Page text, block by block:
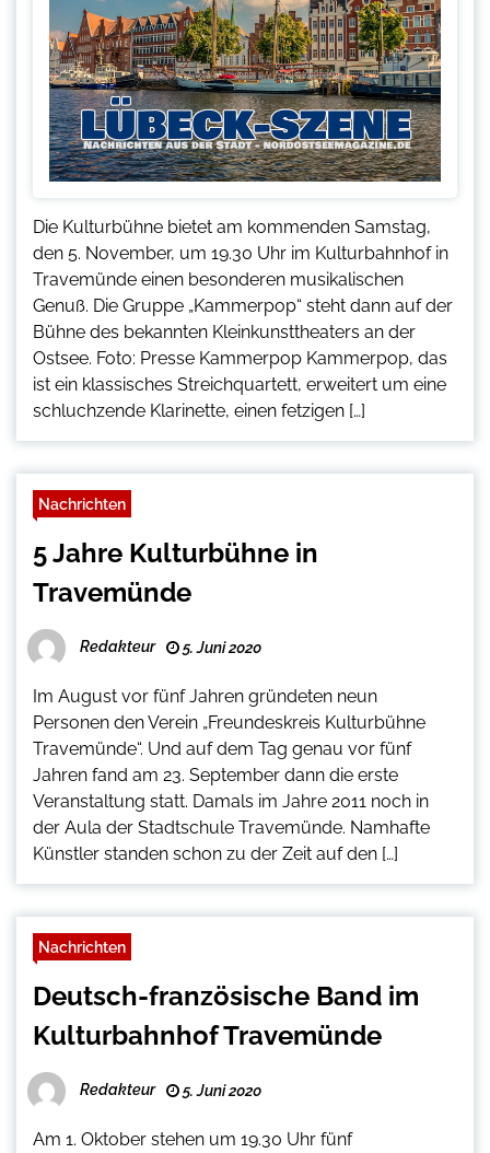
Die Kulturbühne bietet am kommenden Samstag,
den 5. November, um 19.30 Uhr im Kulturbahnhof in
Travemünde einen besonderen musikalischen
Genuß. Die Gruppe „Kammerpop“ steht dann auf der
Bühne des bekannten Kleinkunsttheaters an der
Ostsee. Foto: Presse Kammerpop Kammerpop, das
ist ein klassisches Streichquartett, erweitert um eine
schluchzende Klarinette, einen fetzigen […]
Nachrichten
5 Jahre Kulturbühne in
Travemünde
Redakteur 5. Juni 2020
Im August vor fünf Jahren gründeten neun
Personen den Verein „Freundeskreis Kulturbühne
Travemünde“. Und auf dem Tag genau vor fünf
Jahren fand am 23. September dann die erste
Veranstaltung statt. Damals im Jahre 2011 noch in
der Aula der Stadtschule Travemünde. Namhafte
Künstler standen schon zu der Zeit auf den […]
Nachrichten
Deutsch-französische Band im
Kulturbahnhof Travemünde
Redakteur 5. Juni 2020
Am 1. Oktober stehen um 19.30 Uhr fünf